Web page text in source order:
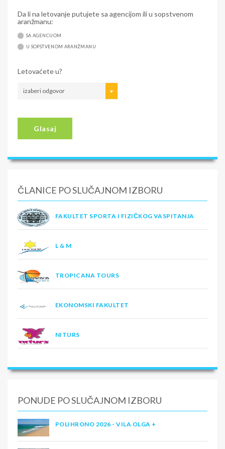
Da li na letovanje putujete sa agencijom ili u sopstvenom
aranžmanu:
SA AGENCIJOM
U SOPSTVENOM ARANŽMANU
Letovaćete u?
izaberi odgovor
Glasaj
ČLANICE PO SLUČAJNOM IZBORU
FAKULTET SPORTA I FIZIČKOG VASPITANJA
L & M
TROPICANA TOURS
EKONOMSKI FAKULTET
NITURS
PONUDE PO SLUČAJNOM IZBORU
POLIHRONO 2026 - VILA OLGA +